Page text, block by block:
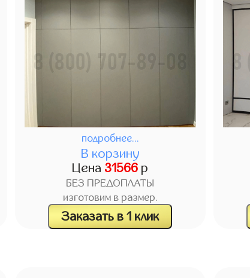
подробнее...
В корзину
Цена 31566 р
БЕЗ ПРЕДОПЛАТЫ
изготовим в размер.
Заказать в 1 клик